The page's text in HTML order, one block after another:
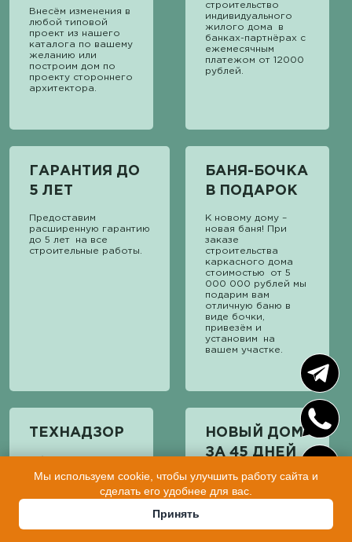
Внесём изменения в
любой типовой
проект из нашего
каталога по вашему
желанию или
построим дом по
проекту стороннего
архитектора.
строительство
индивидуального
жилого дома в
банках-партнёрах с
ежемесячным
платежом от 12000
рублей.
ГАРАНТИЯ ДО
5 ЛЕТ
Предоставим
расширенную гарантию
до 5 лет на все
строительные работы.
БАНЯ-БОЧКА
В ПОДАРОК
К новому дому –
новая баня! При
заказе
строительства
каркасного дома
стоимостью от 5
000 000 рублей мы
подарим вам
отличную баню в
виде бочки,
привезём и
установим на
вашем участке.
ТЕХНАДЗОР
контроль качества и
технадзор на
НОВЫЙ ДОМ
ЗА 45 ДНЕЙ
Начинаем работу
над вашим заказом
в день заключения
Мы используем cookie, чтобы улучшить работу сайта и
сделать его удобнее для вас.
Принять